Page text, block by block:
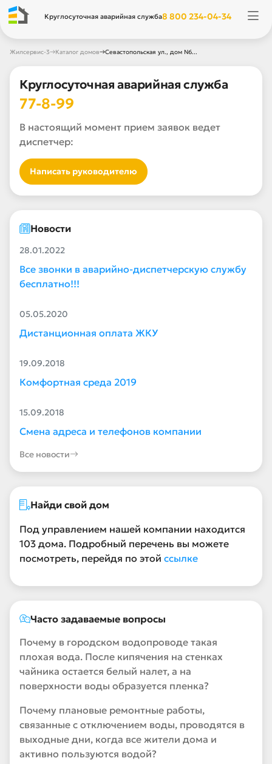
Круглосуточная аварийная служба8 800 234-04-34
Жилсервис-3→Каталог домов→Севастопольская ул., дом N6...
Круглосуточная аварийная служба
77-8-99
В настоящий момент прием заявок ведет
диспетчер:
Написать руководителю
Новости
28.01.2022
Все звонки в аварийно-диспетчерскую службу
бесплатно!!!
05.05.2020
Дистанционная оплата ЖКУ
19.09.2018
Комфортная среда 2019
15.09.2018
Смена адреса и телефонов компании
Все новости
Найди свой дом
Под управлением нашей компании находится
103 дома. Подробный перечень вы можете
посмотреть, перейдя по этой ссылке
Часто задаваемые вопросы
Почему в городском водопроводе такая
плохая вода. После кипячения на стенках
чайника остается белый налет, а на
поверхности воды образуется пленка?
Почему плановые ремонтные работы,
связанные с отключением воды, проводятся в
выходные дни, когда все жители дома и
активно пользуются водой?